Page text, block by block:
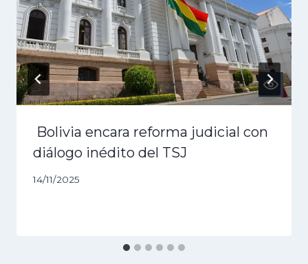
Bolivia encara reforma judicial con
diálogo inédito del TSJ
14/11/2025